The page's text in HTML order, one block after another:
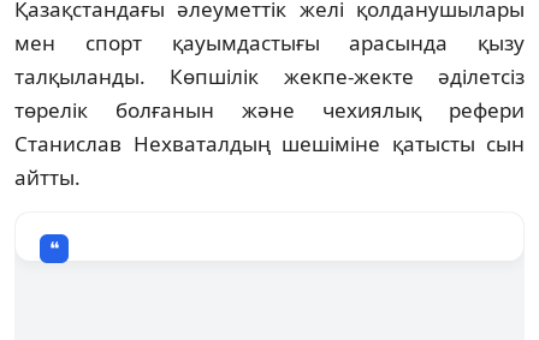
Қазақстандағы әлеуметтік желі қолданушылары
мен спорт қауымдастығы арасында қызу
талқыланды. Көпшілік жекпе-жекте әділетсіз
төрелік болғанын және чехиялық рефери
Станислав Нехваталдың шешіміне қатысты сын
айтты.